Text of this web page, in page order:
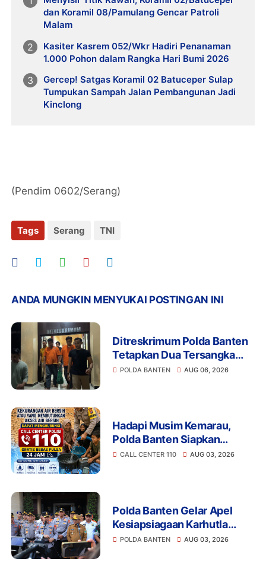
dan Koramil 08/Pamulang Gencar Patroli
Malam
Kasiter Kasrem 052/Wkr Hadiri Penanaman
1.000 Pohon dalam Rangka Hari Bumi 2026
Gercep! Satgas Koramil 02 Batuceper Sulap
Tumpukan Sampah Jalan Pembangunan Jadi
Kinclong
(Pendim 0602/Serang)
Tags Serang TNI
ANDA MUNGKIN MENYUKAI POSTINGAN INI
Ditreskrimum Polda Banten
Tetapkan Dua Tersangka
Kasus Aksi Anarkis dan
POLDA BANTEN AUG 06, 2026
Hadapi Musim Kemarau,
Polda Banten Siapkan
Layanan Bantuan Air Bersih
CALL CENTER 110 AUG 03, 2026
Polda Banten Gelar Apel
Kesiapsiagaan Karhutla
2026, Perkuat Sinergi
POLDA BANTEN AUG 03, 2026